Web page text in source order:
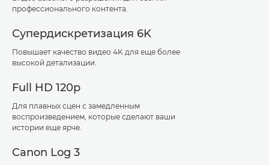
профессионального контента.
Супердискретизация 6K
Повышает качество видео 4K для еще более
высокой детализации.
Full HD 120p
Для плавных сцен с замедленным
воспроизведением, которые сделают ваши
истории еще ярче.
Canon Log 3